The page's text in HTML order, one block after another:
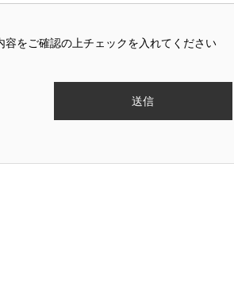
容をご確認の上チェックを入れてください